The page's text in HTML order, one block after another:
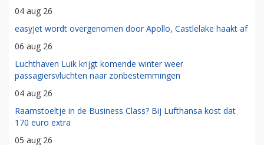
04 aug 26
easyJet wordt overgenomen door Apollo, Castlelake haakt af
06 aug 26
Luchthaven Luik krijgt komende winter weer
passagiersvluchten naar zonbestemmingen
04 aug 26
Raamstoeltje in de Business Class? Bij Lufthansa kost dat
170 euro extra
05 aug 26